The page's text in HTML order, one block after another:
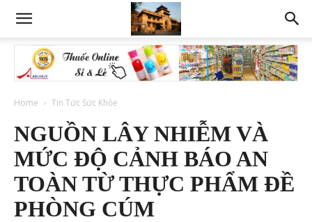
Home Tin Tức Sức Khỏe
NGUỒN LÂY NHIỄM VÀ
MỨC ĐỘ CẢNH BÁO AN
TOÀN TỪ THỰC PHẨM ĐỀ
PHÒNG CÚM